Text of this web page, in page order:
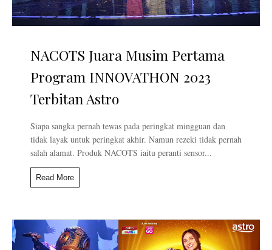
NACOTS Juara Musim Pertama
Program INNOVATHON 2023
Terbitan Astro
Siapa sangka pernah tewas pada peringkat mingguan dan
tidak layak untuk peringkat akhir. Namun rezeki tidak pernah
salah alamat. Produk NACOTS iaitu peranti sensor...
Read More